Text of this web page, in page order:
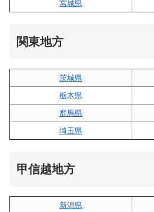
宮城県
関東地方
茨城県
栃木県
群馬県
埼玉県
甲信越地方
新潟県